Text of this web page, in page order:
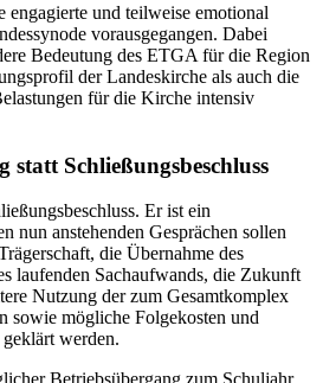
engagierte und teilweise emotional
vorausgegangen. Dabei
Bedeutung des ETGA für die Region
der Landeskirche als auch die
für die Kirche intensiv
Schließungsbeschluss
Er ist ein
nun anstehenden Gesprächen sollen
die Übernahme des
laufenden Sachaufwands, die Zukunft
Nutzung der zum Gesamtkomplex
sowie mögliche Folgekosten und
werden.